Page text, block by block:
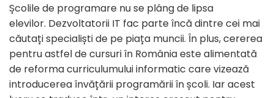
Școlile de programare nu se plâng de lipsa
elevilor. Dezvoltatorii IT fac parte încă dintre cei mai
căutați specialiști de pe piața muncii. În plus, cererea
pentru astfel de cursuri în România este alimentată
de reforma curriculumului informatic care vizează
introducerea învățării programării în școli. Iar acest